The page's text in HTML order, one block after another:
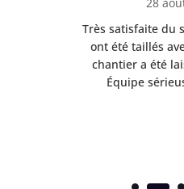
28
Très satisfaite du
ont été taillés
chantier a été
Équipe